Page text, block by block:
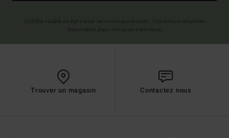
Trouver un magasin Contactez nous